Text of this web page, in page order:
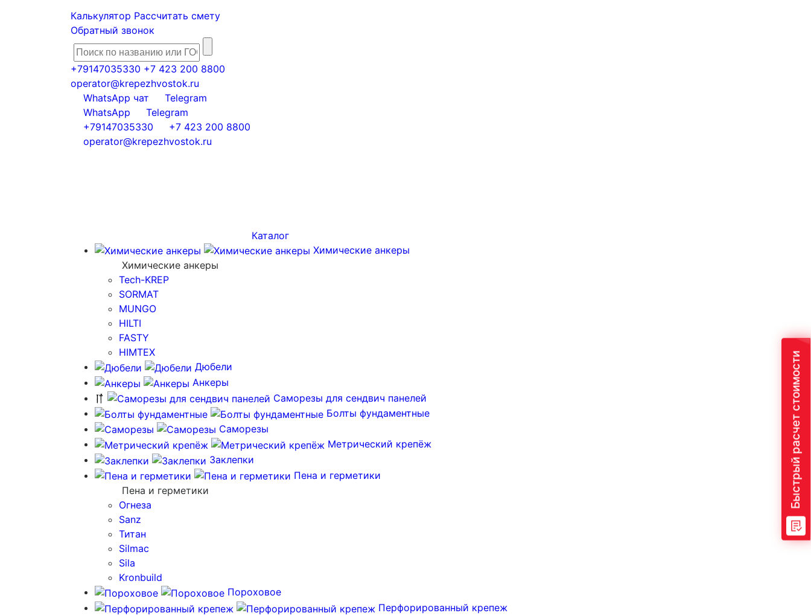
Быстрый расчет стоимости
Калькулятор Рассчитать смету
Обратный звонок
+79147035330 +7 423 200 8800
operator@krepezhvostok.ru
WhatsApp чат
Telegram
WhatsApp
Telegram
+79147035330
+7 423 200 8800
operator@krepezhvostok.ru
Каталог
Химические анкеры
Химические анкеры
Tech-KREP
SORMAT
MUNGO
HILTI
FASTY
HIMTEX
Дюбели
Анкеры
Саморезы для сендвич панелей
Болты фундаментные
Саморезы
Метрический крепёж
Заклепки
Пена и герметики
Пена и герметики
Огнеза
Sanz
Титан
Silmac
Sila
Kronbuild
Пороховое
Перфорированный крепеж